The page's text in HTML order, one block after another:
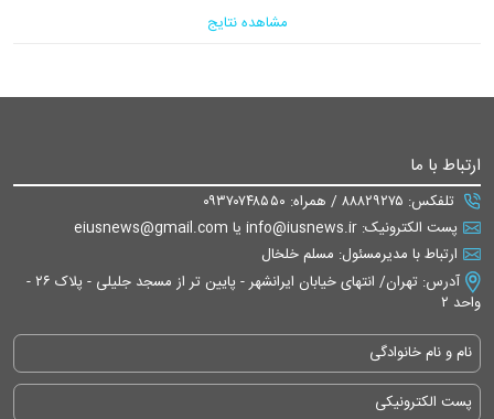
مشاهده نتایج
ارتباط با ما
تلفکس: ۸۸۸۲۹۲۷۵ / همراه: ۰۹۳۷۰۷۴۸۵۵۰
پست الکترونیک: info@iusnews.ir یا eiusnews@gmail.com
ارتباط با مدیرمسئول: مسلم خلخال
آدرس: تهران/ انتهای خیابان ایرانشهر - پایین تر از مسجد جلیلی - پلاک ۲۶ -
واحد ۲